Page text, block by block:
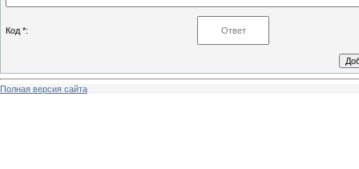
Код *:
Полная версия сайта